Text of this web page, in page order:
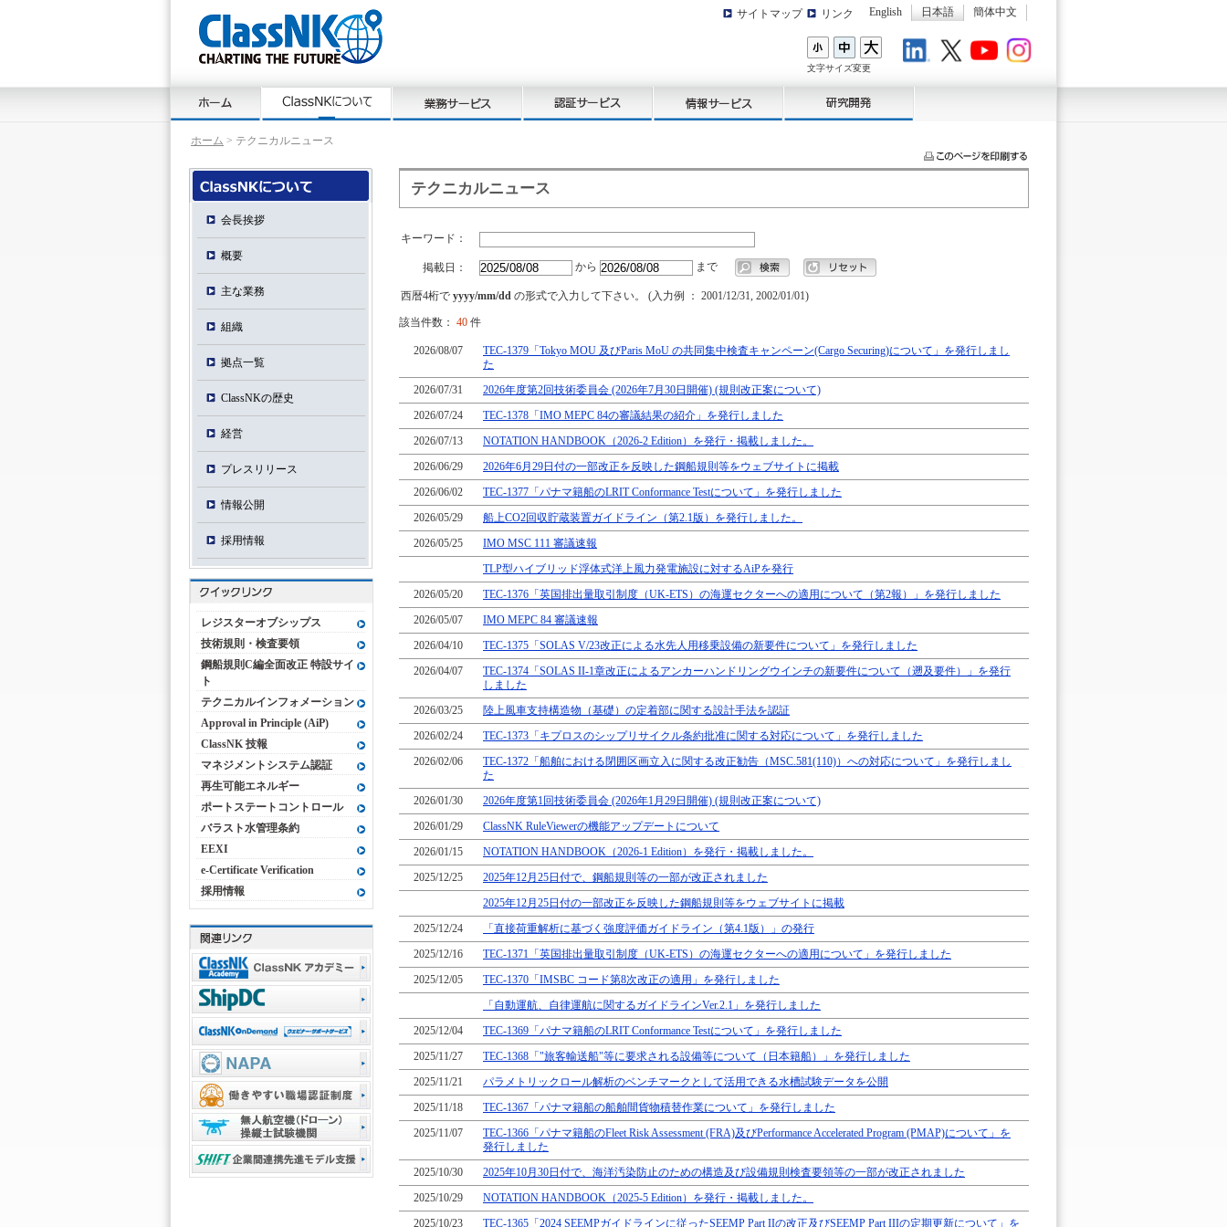
English 日本語 簡体中文
サイトマップ リンク
LinkedIn X Youtube Instagram
文字サイズ変更
ホーム > テクニカルニュース
テクニカルニュース
キーワード：
掲載日： から まで
西暦4桁で yyyy/mm/dd の形式で入力して下さい。 (入力例 ： 2001/12/31, 2002/01/01)
該当件数： 40 件
2026/08/07
TEC-1379「Tokyo MOU 及びParis MoU の共同集中検査キャンペーン(Cargo Securing)について」を発行しまし
た
2026/07/31
2026年度第2回技術委員会 (2026年7月30日開催) (規則改正案について)
2026/07/24
TEC-1378「IMO MEPC 84の審議結果の紹介」を発行しました
2026/07/13
NOTATION HANDBOOK（2026-2 Edition）を発行・掲載しました。
2026/06/29
2026年6月29日付の一部改正を反映した鋼船規則等をウェブサイトに掲載
2026/06/02
TEC-1377「パナマ籍船のLRIT Conformance Testについて」を発行しました
2026/05/29
船上CO2回収貯蔵装置ガイドライン（第2.1版）を発行しました。
2026/05/25
IMO MSC 111 審議速報
TLP型ハイブリッド浮体式洋上風力発電施設に対するAiPを発行
2026/05/20
TEC-1376「英国排出量取引制度（UK-ETS）の海運セクターへの適用について（第2報）」を発行しました
2026/05/07
IMO MEPC 84 審議速報
2026/04/10
TEC-1375「SOLAS V/23改正による水先人用移乗設備の新要件について」を発行しました
2026/04/07
TEC-1374「SOLAS II-1章改正によるアンカーハンドリングウインチの新要件について（遡及要件）」を発行
しました
2026/03/25
陸上風車支持構造物（基礎）の定着部に関する設計手法を認証
2026/02/24
TEC-1373「キプロスのシップリサイクル条約批准に関する対応について」を発行しました
2026/02/06
TEC-1372「船舶における閉囲区画立入に関する改正勧告（MSC.581(110)）への対応について」を発行しまし
た
2026/01/30
2026年度第1回技術委員会 (2026年1月29日開催) (規則改正案について)
2026/01/29
ClassNK RuleViewerの機能アップデートについて
2026/01/15
NOTATION HANDBOOK（2026-1 Edition）を発行・掲載しました。
2025/12/25
2025年12月25日付で、鋼船規則等の一部が改正されました
2025年12月25日付の一部改正を反映した鋼船規則等をウェブサイトに掲載
2025/12/24
「直接荷重解析に基づく強度評価ガイドライン（第4.1版）」の発行
2025/12/16
TEC-1371「英国排出量取引制度（UK-ETS）の海運セクターへの適用について」を発行しました
2025/12/05
TEC-1370「IMSBC コード第8次改正の適用」を発行しました
「自動運航、自律運航に関するガイドラインVer.2.1」を発行しました
2025/12/04
TEC-1369「パナマ籍船のLRIT Conformance Testについて」を発行しました
2025/11/27
TEC-1368「"旅客輸送船"等に要求される設備等について（日本籍船）」を発行しました
2025/11/21
パラメトリックロール解析のベンチマークとして活用できる水槽試験データを公開
2025/11/18
TEC-1367「パナマ籍船の船舶間貨物積替作業について」を発行しました
2025/11/07
TEC-1366「パナマ籍船のFleet Risk Assessment (FRA)及びPerformance Accelerated Program (PMAP)について」を
発行しました
2025/10/30
2025年10月30日付で、海洋汚染防止のための構造及び設備規則検査要領等の一部が改正されました
2025/10/29
NOTATION HANDBOOK（2025-5 Edition）を発行・掲載しました。
2025/10/23
TEC-1365「2024 SEEMPガイドラインに従ったSEEMP Part IIの改正及びSEEMP Part IIIの定期更新について」を
会長挨拶
概要
主な業務
組織
拠点一覧
ClassNKの歴史
経営
プレスリリース
情報公開
採用情報
レジスターオブシップス
技術規則・検査要領
鋼船規則C編全面改正 特設サイ
ト
テクニカルインフォメーション
Approval in Principle (AiP)
ClassNK 技報
マネジメントシステム認証
再生可能エネルギー
ポートステートコントロール
バラスト水管理条約
EEXI
e-Certificate Verification
採用情報